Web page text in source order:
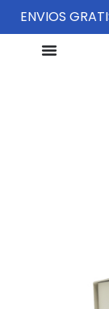
ENVIOS